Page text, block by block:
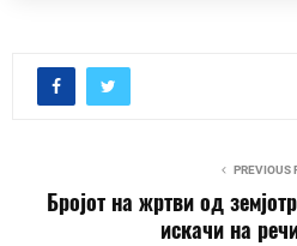
PREVIOUS
Бројот на жртви од
искачи на